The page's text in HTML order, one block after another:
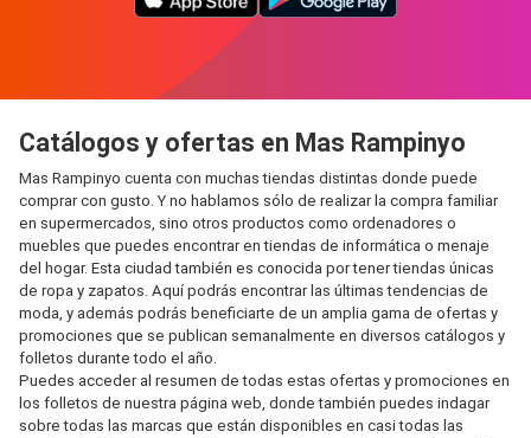
Catálogos y ofertas en Mas Rampinyo
Mas Rampinyo cuenta con muchas tiendas distintas donde puede
comprar con gusto. Y no hablamos sólo de realizar la compra familiar
en supermercados, sino otros productos como ordenadores o
muebles que puedes encontrar en tiendas de informática o menaje
del hogar. Esta ciudad también es conocida por tener tiendas únicas
de ropa y zapatos. Aquí podrás encontrar las últimas tendencias de
moda, y además podrás beneficiarte de un amplia gama de ofertas y
promociones que se publican semanalmente en diversos catálogos y
folletos durante todo el año.
Puedes acceder al resumen de todas estas ofertas y promociones en
los folletos de nuestra página web, donde también puedes indagar
sobre todas las marcas que están disponibles en casi todas las